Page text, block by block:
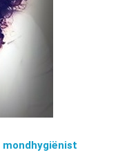
mondhygiënist